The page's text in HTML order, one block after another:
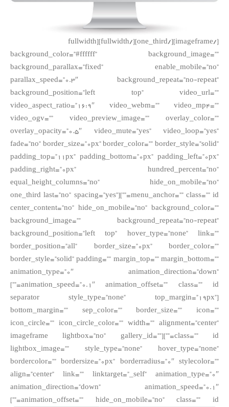
[/imageframe][/one_third][/fullwidth][fullwidth
background_color=”#ffffff” background_image=””
background_parallax=”fixed” enable_mobile=”no”
parallax_speed=”0.3″ background_repeat=”no-repeat”
background_position=”left top” video_url=””
video_aspect_ratio=”16:9″ video_webm=”” video_mp4=””
video_ogv=”” video_preview_image=”” overlay_color=””
overlay_opacity=”0.5″ video_mute=”yes” video_loop=”yes”
fade=”no” border_size=”0px” border_color=”” border_style=”solid”
padding_top=”11px” padding_bottom=”0px” padding_left=”0px”
padding_right=”0px” hundred_percent=”no”
equal_height_columns=”no” hide_on_mobile=”no”
menu_anchor=”” class=”” id=””][one_third last=”no” spacing=”yes”
center_content=”no” hide_on_mobile=”no” background_color=””
background_image=”” background_repeat=”no-repeat”
background_position=”left top” hover_type=”none” link=””
border_position=”all” border_size=”0px” border_color=””
border_style=”solid” padding=”” margin_top=”” margin_bottom=””
animation_type=”0″ animation_direction=”down”
animation_speed=”0.1″ animation_offset=”” class=”” id=””]
[separator style_type=”none” top_margin=”19px”
bottom_margin=”” sep_color=”” border_size=”” icon=””
icon_circle=”” icon_circle_color=”” width=”” alignment=”center”
class=”” id=””][imageframe lightbox=”no” gallery_id=””
lightbox_image=”” style_type=”none” hover_type=”none”
bordercolor=”” bordersize=”0px” borderradius=”0″ stylecolor=””
align=”center” link=”” linktarget=”_self” animation_type=”0″
animation_direction=”down” animation_speed=”0.1″
animation_offset=”” hide_on_mobile=”no” class=”” id=””]